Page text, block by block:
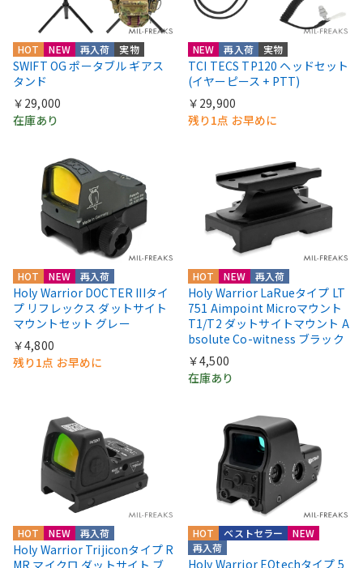
HOT NEW 再入荷 実物
SWIFT OG ポータブル ギアス
タンド
￥29,000
在庫あり
NEW 再入荷 実物
TCI TECS TP120 ヘッドセット
(イヤーピース + PTT)
￥29,900
残り1点 お早めに
HOT NEW 再入荷
Holy Warrior DOCTER IIIタイ
プ リフレックス ダットサイト
マウントセット グレー
￥4,800
残り1点 お早めに
HOT NEW 再入荷
Holy Warrior LaRueタイプ LT
751 Aimpoint Microマウント
T1/T2 ダットサイトマウント A
bsolute Co-witness ブラック
￥4,500
在庫あり
HOT NEW 再入荷
Holy Warrior Trijiconタイプ R
MR マイクロ ダットサイト ブ
HOT
NEW
再入荷
ベストセラー
Holy Warrior EOtechタイプ 5